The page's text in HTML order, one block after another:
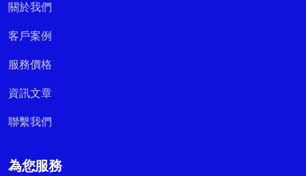
關於我們
客戶案例
服務價格
資訊文章
聯繫我們
為您服務